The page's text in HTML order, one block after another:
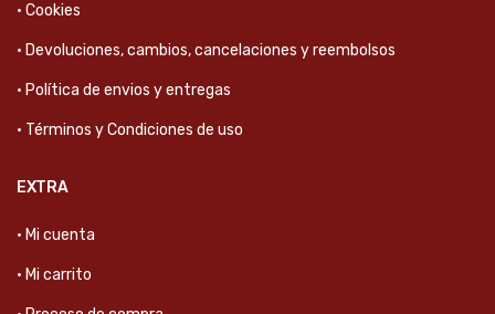
· Cookies
· Devoluciones, cambios, cancelaciones y reembolsos
· Política de envios y entregas
· Términos y Condiciones de uso
EXTRA
· Mi cuenta
· Mi carrito